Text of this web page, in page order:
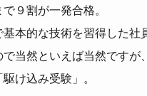
９割が一発合格。
基本的な技術を習得した社
当然といえば当然ですが、
け込み受験」。